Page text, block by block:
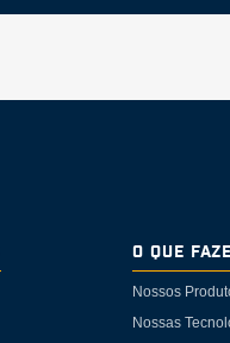
O Que
Nossos
Nossas